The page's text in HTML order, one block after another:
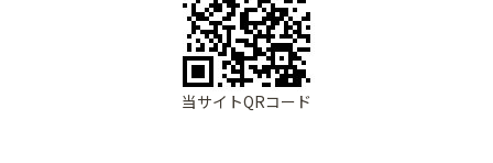
当サイトQRコード